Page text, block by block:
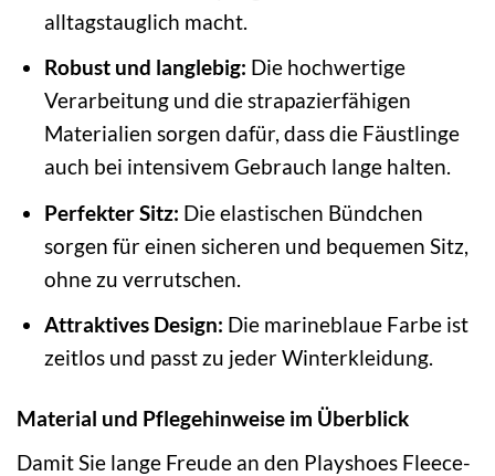
alltagstauglich macht.
Robust und langlebig: Die hochwertige
Verarbeitung und die strapazierfähigen
Materialien sorgen dafür, dass die Fäustlinge
auch bei intensivem Gebrauch lange halten.
Perfekter Sitz: Die elastischen Bündchen
sorgen für einen sicheren und bequemen Sitz,
ohne zu verrutschen.
Attraktives Design: Die marineblaue Farbe ist
zeitlos und passt zu jeder Winterkleidung.
Material und Pflegehinweise im Überblick
Damit Sie lange Freude an den Playshoes Fleece-